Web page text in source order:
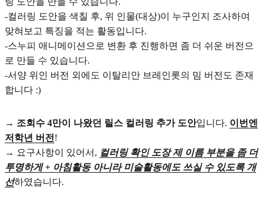
-컬러링 도안을 색칠 후, 위 인물(대상)이 누구인지 조사하여
맞혀보고 특징을 적는 활동입니다.
-스누피 애니메이션으로 변환 후 진행하면 좀 더 쉬운 버전으
로 만들 수 있습니다.
-서양 위인 버전 외에도 이탈리안 브레인롯의 밈 버전도 존재
합니다 :)
→ 조회수 4만이 나왔던 릴스 컬러링 추가 도안입니다. 이번엔
저학년 버전 !
→ 요구사항이 있어서, 컬러링 확인 도장 제 이름 부분을 좀 더
투명하게 + 아침활동 아니라 미술활동에도 쓰실 수 있도록 개
선하였습니다.